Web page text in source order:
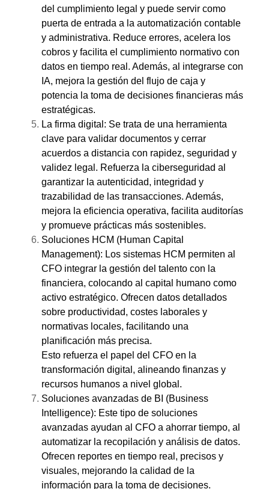
del cumplimiento legal y puede servir como
puerta de entrada a la automatización contable
y administrativa. Reduce errores, acelera los
cobros y facilita el cumplimiento normativo con
datos en tiempo real. Además, al integrarse con
IA, mejora la gestión del flujo de caja y
potencia la toma de decisiones financieras más
estratégicas.
La firma digital: Se trata de una herramienta
clave para validar documentos y cerrar
acuerdos a distancia con rapidez, seguridad y
validez legal. Refuerza la ciberseguridad al
garantizar la autenticidad, integridad y
trazabilidad de las transacciones. Además,
mejora la eficiencia operativa, facilita auditorías
y promueve prácticas más sostenibles.
Soluciones HCM (Human Capital
Management): Los sistemas HCM permiten al
CFO integrar la gestión del talento con la
financiera, colocando al capital humano como
activo estratégico. Ofrecen datos detallados
sobre productividad, costes laborales y
normativas locales, facilitando una
planificación más precisa.
Esto refuerza el papel del CFO en la
transformación digital, alineando finanzas y
recursos humanos a nivel global.
Soluciones avanzadas de BI (Business
Intelligence): Este tipo de soluciones
avanzadas ayudan al CFO a ahorrar tiempo, al
automatizar la recopilación y análisis de datos.
Ofrecen reportes en tiempo real, precisos y
visuales, mejorando la calidad de la
información para la toma de decisiones.